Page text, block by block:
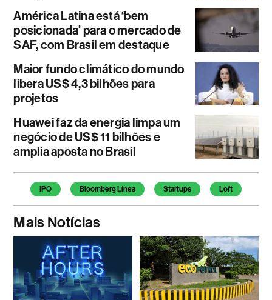
América Latina está ‘bem
posicionada' para o mercado de
SAF, com Brasil em destaque
Maior fundo climático do mundo
libera US$ 4,3 bilhões para
projetos
Huawei faz da energia limpa um
negócio de US$ 11 bilhões e
amplia aposta no Brasil
Temas deste artigo
IPO Bloomberg Línea Startups Loft
Mais Notícias